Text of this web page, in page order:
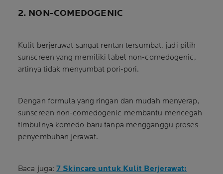
2. NON-COMEDOGENIC
Kulit berjerawat sangat rentan tersumbat, jadi pilih
sunscreen yang memiliki label non-comedogenic,
artinya tidak menyumbat pori-pori.
Dengan formula yang ringan dan mudah menyerap,
sunscreen non-comedogenic membantu mencegah
timbulnya komedo baru tanpa mengganggu proses
penyembuhan jerawat.
Baca juga:7 Skincare untuk Kulit Berjerawat: